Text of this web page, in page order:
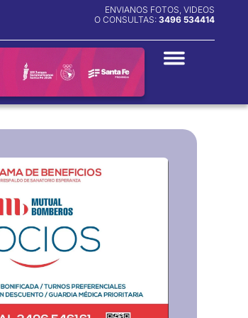
ENVIANOS FOTOS, VIDEOS
O CONSULTAS: 3496 534414